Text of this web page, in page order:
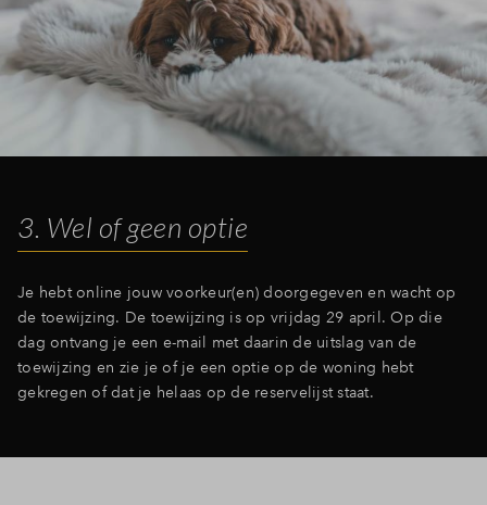
3. Wel of geen optie
Je hebt online jouw voorkeur(en) doorgegeven en wacht op
de toewijzing. De toewijzing is op vrijdag 29 april. Op die
dag ontvang je een e-mail met daarin de uitslag van de
toewijzing en zie je of je een optie op de woning hebt
gekregen of dat je helaas op de reservelijst staat.